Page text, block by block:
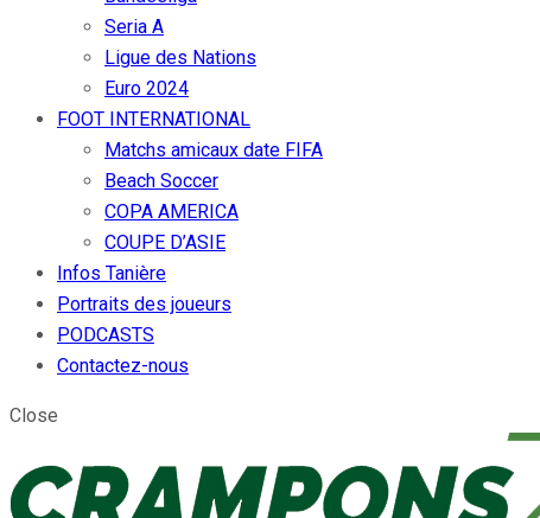
Seria A
Ligue des Nations
Euro 2024
FOOT INTERNATIONAL
Matchs amicaux date FIFA
Beach Soccer
COPA AMERICA
COUPE D’ASIE
Infos Tanière
Portraits des joueurs
PODCASTS
Contactez-nous
Close